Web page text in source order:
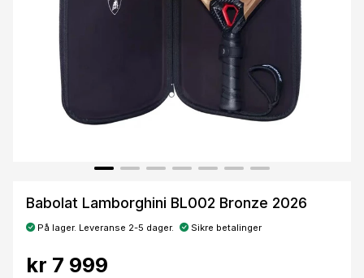
Babolat Lamborghini BL002 Bronze 2026
På lager. Leveranse 2-5 dager. Sikre betalinger
kr 7 999